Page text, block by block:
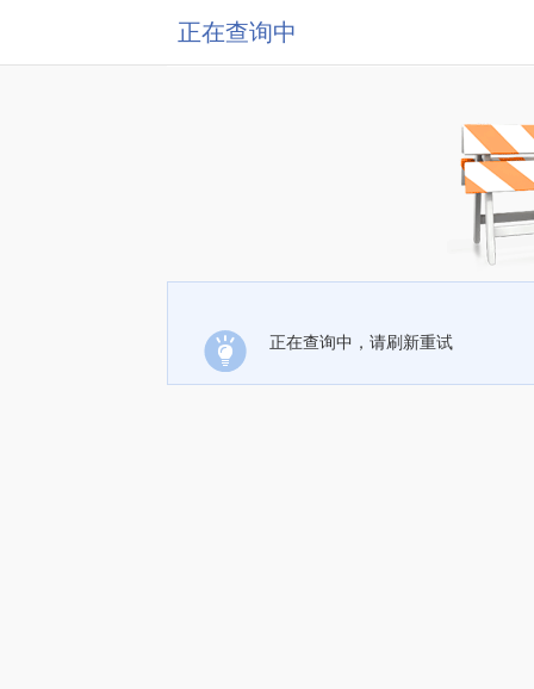
正在查询中
正在查询中，请刷新重试